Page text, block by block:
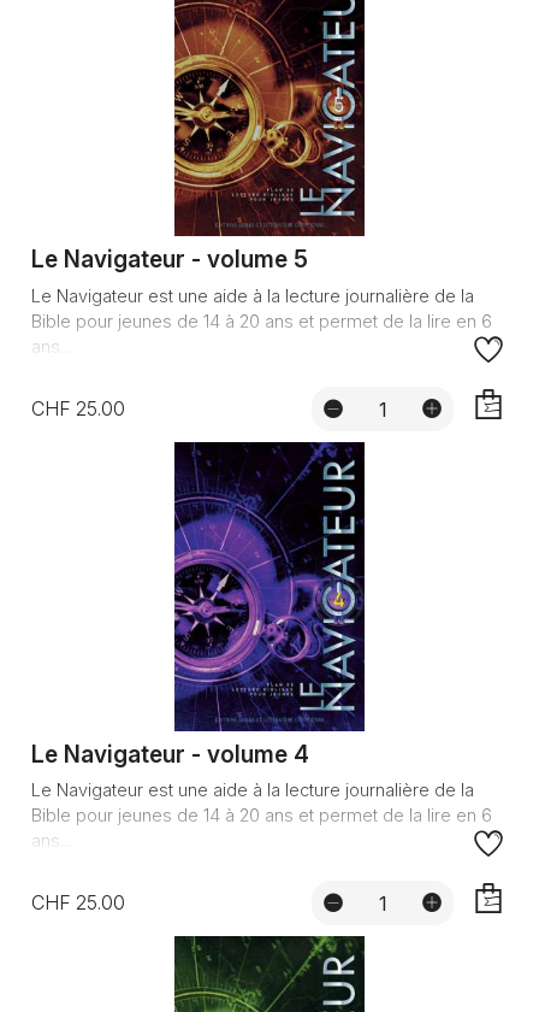
Le Navigateur - volume 5
Le Navigateur est une aide à la lecture journalière de la
Bible pour jeunes de 14 à 20 ans et permet de la lire en 6
ans...
CHF 25.00
Le Navigateur - volume 4
Le Navigateur est une aide à la lecture journalière de la
Bible pour jeunes de 14 à 20 ans et permet de la lire en 6
ans...
CHF 25.00